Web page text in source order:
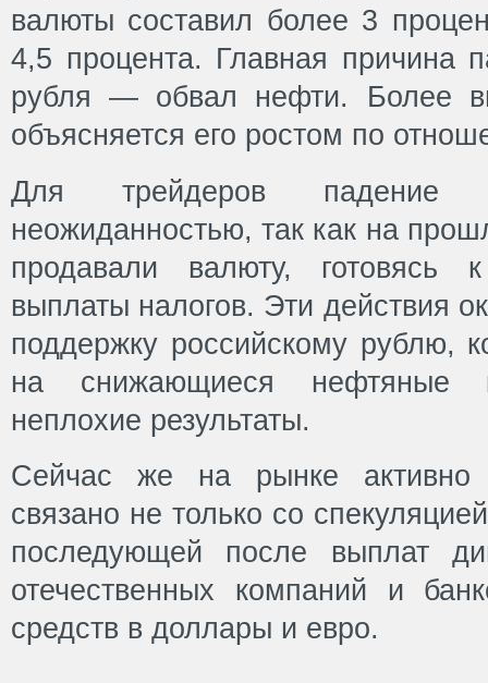
валюты составил более 3
4,5 процента. Главная причина
рубля — обвал нефти. Более
объясняется его ростом по
Для трейдеров
неожиданностью, так как на
продавали валюту, готовясь
выплаты налогов. Эти действия
поддержку российскому рублю,
на снижающиеся нефтяные
неплохие результаты.
Сейчас же на рынке активно
связано не только со
последующей после выплат
отечественных компаний и
средств в доллары и евро.